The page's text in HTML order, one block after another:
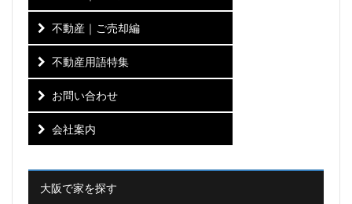
不動産｜ご売却編
不動産用語特集
お問い合わせ
会社案内
大阪で家を探す